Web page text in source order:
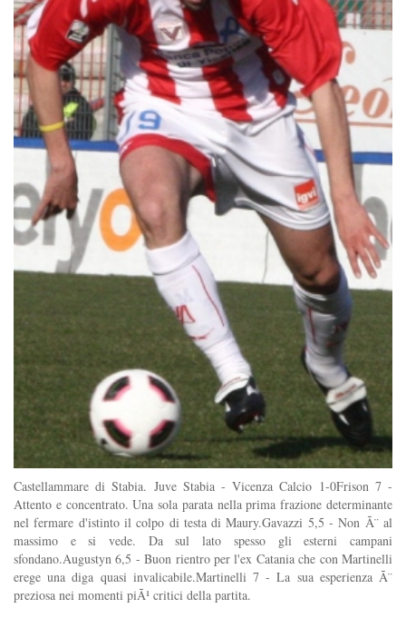
Castellammare di Stabia. Juve Stabia - Vicenza Calcio 1-0Frison 7 -
Attento e concentrato. Una sola parata nella prima frazione determinante
nel fermare d'istinto il colpo di testa di Maury.Gavazzi 5,5 - Non Ã¨ al
massimo e si vede. Da sul lato spesso gli esterni campani
sfondano.Augustyn 6,5 - Buon rientro per l'ex Catania che con Martinelli
erege una diga quasi invalicabile.Martinelli 7 - La sua esperienza Ã¨
preziosa nei momenti piÃ¹ critici della partita.